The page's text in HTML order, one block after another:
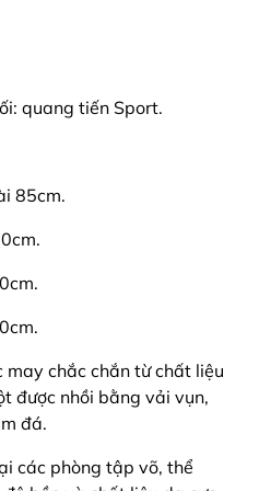
quang tiến Sport.
85cm.
may chắc chắn từ chất liệu
được nhồi bằng vải vụn,
đá.
các phòng tập võ, thể